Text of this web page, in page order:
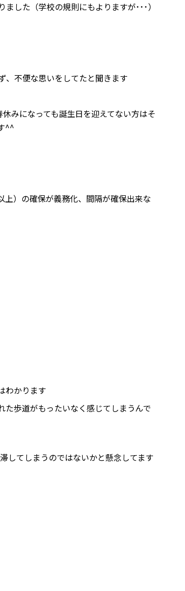
した（学校の規則にもよりますが･･･）
、不便な思いをしてたと聞きます
みになっても誕生日を迎えてない方はそ
^^
）の確保が義務化、間隔が確保出来な
わかります
歩道がもったいなく感じてしまうんで
してしまうのではないかと懸念してます